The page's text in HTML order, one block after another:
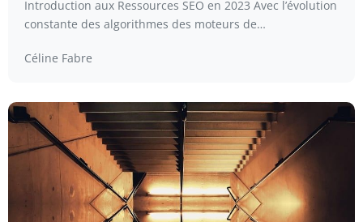
Introduction aux Ressources SEO en 2023 Avec l’évolution
constante des algorithmes des moteurs de…
Céline Fabre